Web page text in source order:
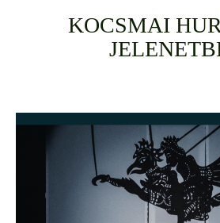
KOCSMAI